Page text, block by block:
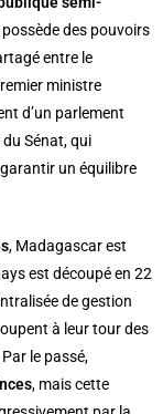
des pouvoirs
entre le
ministre
d’un parlement
Sénat, qui
un équilibre
, Madagascar est
est découpé en 22
de gestion
à leur tour des
le passé,
, mais cette